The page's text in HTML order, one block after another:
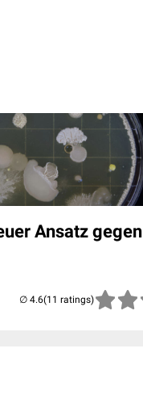
Ansatz gegen
(11 ratings)